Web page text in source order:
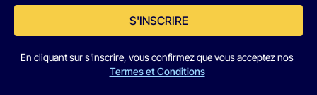
S'INSCRIRE
En cliquant sur s'inscrire, vous confirmez que vous acceptez nos
Termes et Conditions